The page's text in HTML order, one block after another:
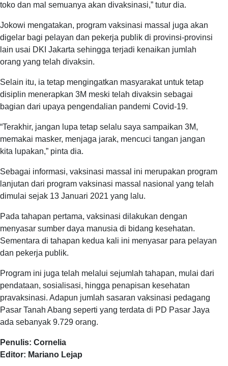
toko dan mal semuanya akan divaksinasi,” tutur dia.
Jokowi mengatakan, program vaksinasi massal juga akan
digelar bagi pelayan dan pekerja publik di provinsi-provinsi
lain usai DKI Jakarta sehingga terjadi kenaikan jumlah
orang yang telah divaksin.
Selain itu, ia tetap mengingatkan masyarakat untuk tetap
disiplin menerapkan 3M meski telah divaksin sebagai
bagian dari upaya pengendalian pandemi Covid-19.
“Terakhir, jangan lupa tetap selalu saya sampaikan 3M,
memakai masker, menjaga jarak, mencuci tangan jangan
kita lupakan,” pinta dia.
Sebagai informasi, vaksinasi massal ini merupakan program
lanjutan dari program vaksinasi massal nasional yang telah
dimulai sejak 13 Januari 2021 yang lalu.
Pada tahapan pertama, vaksinasi dilakukan dengan
menyasar sumber daya manusia di bidang kesehatan.
Sementara di tahapan kedua kali ini menyasar para pelayan
dan pekerja publik.
Program ini juga telah melalui sejumlah tahapan, mulai dari
pendataan, sosialisasi, hingga penapisan kesehatan
pravaksinasi. Adapun jumlah sasaran vaksinasi pedagang
Pasar Tanah Abang seperti yang terdata di PD Pasar Jaya
ada sebanyak 9.729 orang.
Penulis: Cornelia
Editor: Mariano Lejap